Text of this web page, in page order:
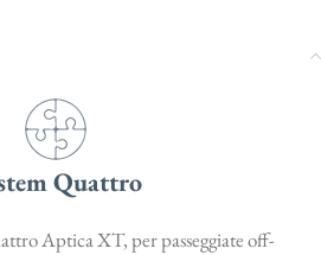
Quattro
Aptica XT, per passeggiate off-